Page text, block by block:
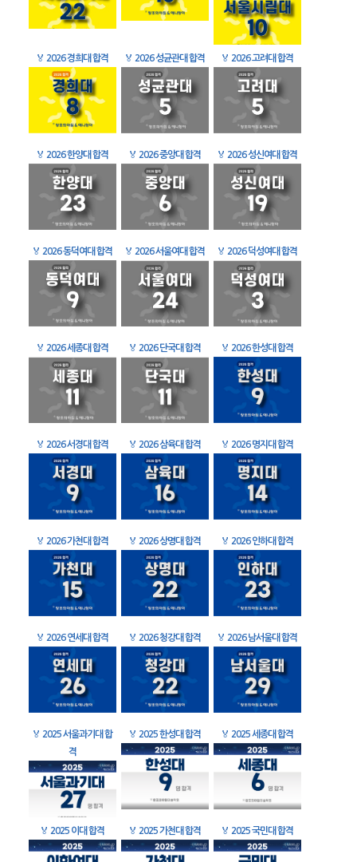
🏅 2026 경희대 합격 🏅 2026 성균관대 합격 🏅 2026 고려대 합격
🏅 2026 한양대 합격 🏅 2026 중앙대 합격 🏅 2026 성신여대 합격
🏅 2026 동덕여대 합격 🏅 2026 서울여대 합격 🏅 2026 덕성여대 합격
🏅 2026 세종대 합격 🏅 2026 단국대 합격 🏅 2026 한성대 합격
🏅 2026 서경대 합격 🏅 2026 삼육대 합격 🏅 2026 명지대 합격
🏅 2026 가천대 합격 🏅 2026 상명대 합격 🏅 2026 인하대 합격
🏅 2026 연세대 합격 🏅 2026 청강대 합격 🏅 2026 남서울대 합격
🏅 2025 서울과기대 합
격
🏅 2025 한성대 합격 🏅 2025 세종대 합격
🏅 2025 이대 합격 🏅 2025 가천대 합격 🏅 2025 국민대 합격